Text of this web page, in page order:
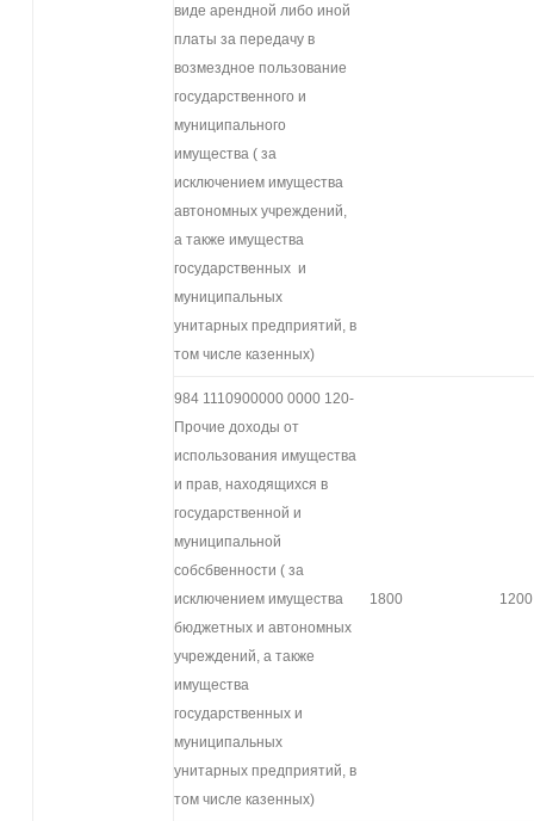
виде арендной либо иной
платы за передачу в
возмездное пользование
государственного и
муниципального
имущества ( за
исключением имущества
автономных учреждений,
а также имущества
государственных и
муниципальных
унитарных предприятий, в
том числе казенных)
984 1110900000 0000 120-
Прочие доходы от
использования имущества
и прав, находящихся в
государственной и
муниципальной
собсбвенности ( за
исключением имущества
бюджетных и автономных
учреждений, а также
имущества
государственных и
муниципальных
унитарных предприятий, в
том числе казенных)
1800 1200